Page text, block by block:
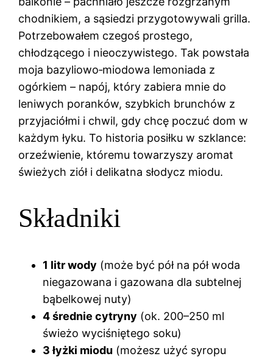
chodnikiem, a sąsiedzi przygotowywali grilla.
Potrzebowałem czegoś prostego,
chłodzącego i nieoczywistego. Tak powstała
moja bazyliowo‑miodowa lemoniada z
ogórkiem – napój, który zabiera mnie do
leniwych poranków, szybkich brunchów z
przyjaciółmi i chwil, gdy chcę poczuć dom w
każdym łyku. To historia posiłku w szklance:
orzeźwienie, któremu towarzyszy aromat
świeżych ziół i delikatna słodycz miodu.
Składniki
1 litr wody (może być pół na pół woda
niegazowana i gazowana dla subtelnej
bąbelkowej nuty)
4 średnie cytryny (ok. 200–250 ml
świeżo wyciśniętego soku)
3 łyżki miodu (możesz użyć syropu